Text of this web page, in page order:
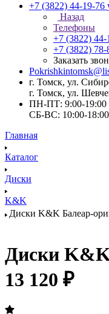
+7 (3822) 44-19-76
Назад
Телефоны
+7 (3822) 44-
+7 (3822) 78-
Заказать
г. Томск, ул.
г. Томск, ул.
ПН-ПТ: 9:00-19:00
СБ-ВС: 10:00-18:00
Главная
Каталог
Диски
K&K
Диски K&K Балеар-
Диски K&K
13 120 ₽